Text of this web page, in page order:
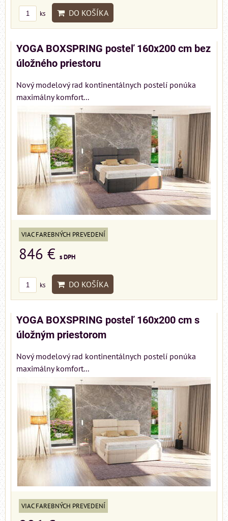
ks DO KOŠÍKA
YOGA BOXSPRING posteľ 160x200 cm bez
úložného priestoru
Nový modelový rad kontinentálnych postelí ponúka
maximálny komfort...
VIAC FAREBNÝCH PREVEDENÍ
846 € s DPH
ks DO KOŠÍKA
YOGA BOXSPRING posteľ 160x200 cm s
úložným priestorom
Nový modelový rad kontinentálnych postelí ponúka
maximálny komfort...
VIAC FAREBNÝCH PREVEDENÍ